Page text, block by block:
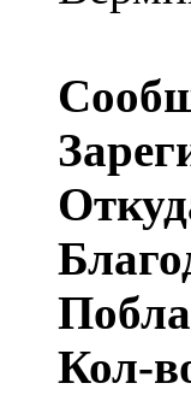
Кол-